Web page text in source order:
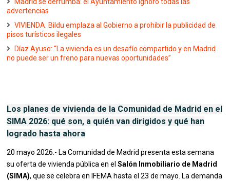
advertencias
VIVIENDA. Bildu emplaza al Gobierno a prohibir la publicidad de
pisos turísticos ilegales
Díaz Ayuso: “La vivienda es un desafío compartido y en Madrid
no puede ser un freno para nuevas oportunidades”
Los planes de vivienda de la Comunidad de Madrid en el
SIMA 2026: qué son, a quién van dirigidos y qué han
logrado hasta ahora
20 mayo 2026.- La Comunidad de Madrid presenta esta semana
su oferta de vivienda pública en elSalón Inmobiliario de Madrid
(SIMA), que se celebra en IFEMA hasta el 23 de mayo. La demanda